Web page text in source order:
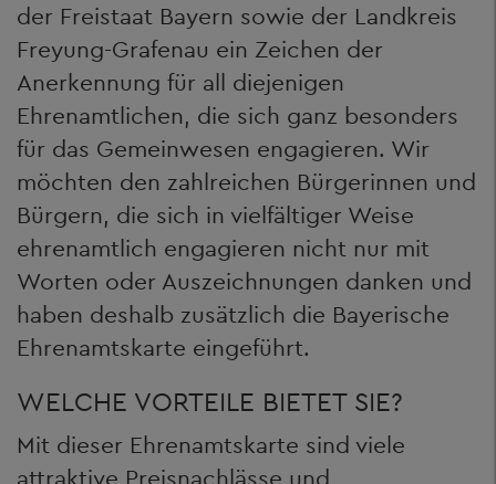
der Freistaat Bayern sowie der Landkreis
Freyung-Grafenau ein Zeichen der
Anerkennung für all diejenigen
Ehrenamtlichen, die sich ganz besonders
für das Gemeinwesen engagieren. Wir
möchten den zahlreichen Bürgerinnen und
Bürgern, die sich in vielfältiger Weise
ehrenamtlich engagieren nicht nur mit
Worten oder Auszeichnungen danken und
haben deshalb zusätzlich die Bayerische
Ehrenamtskarte eingeführt.
WELCHE VORTEILE BIETET SIE?
Mit dieser Ehrenamtskarte sind viele
attraktive Preisnachlässe und